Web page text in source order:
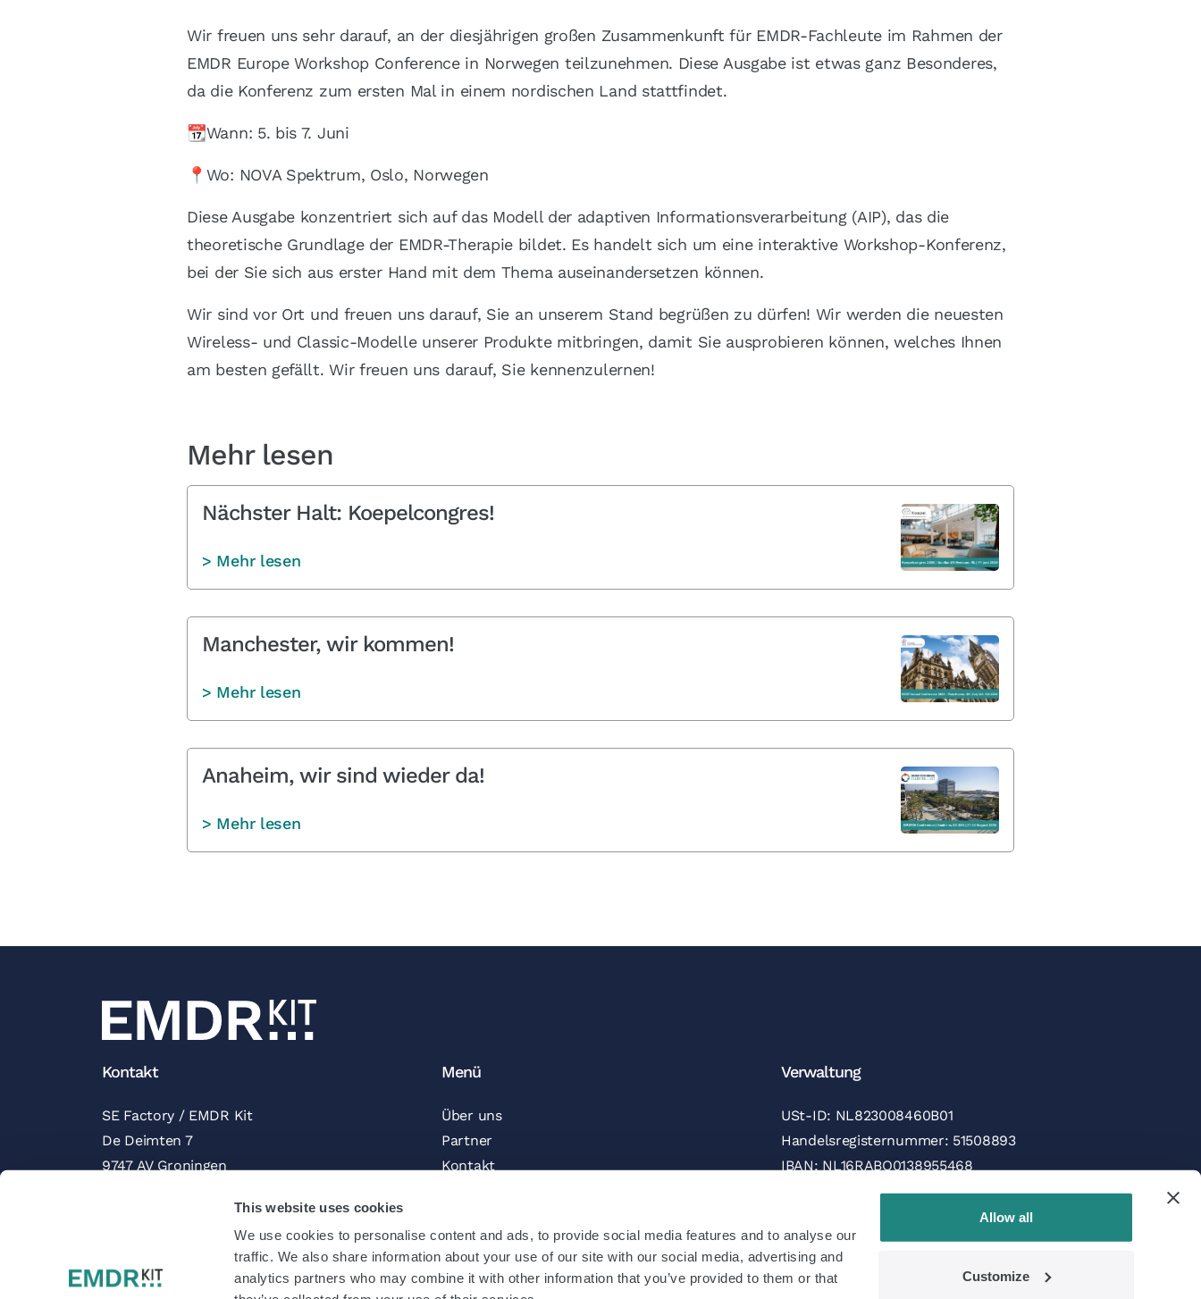
This website uses cookies
We use cookies to personalise content and ads, to provide social media features and to analyse our
traffic. We also share information about your use of our site with our social media, advertising and
analytics partners who may combine it with other information that you’ve provided to them or that
Allow all
Customize
Wir freuen uns sehr darauf, an der diesjährigen großen Zusammenkunft für EMDR-Fachleute im Rahmen der
EMDR Europe Workshop Conference in Norwegen teilzunehmen. Diese Ausgabe ist etwas ganz Besonderes,
da die Konferenz zum ersten Mal in einem nordischen Land stattfindet.
📆Wann: 5. bis 7. Juni
📍Wo: NOVA Spektrum, Oslo, Norwegen
Diese Ausgabe konzentriert sich auf das Modell der adaptiven Informationsverarbeitung (AIP), das die
theoretische Grundlage der EMDR-Therapie bildet. Es handelt sich um eine interaktive Workshop-Konferenz,
bei der Sie sich aus erster Hand mit dem Thema auseinandersetzen können.
Wir sind vor Ort und freuen uns darauf, Sie an unserem Stand begrüßen zu dürfen! Wir werden die neuesten
Wireless- und Classic-Modelle unserer Produkte mitbringen, damit Sie ausprobieren können, welches Ihnen
am besten gefällt. Wir freuen uns darauf, Sie kennenzulernen!
Mehr lesen
Nächster Halt: Koepelcongres!
> Mehr lesen
Manchester, wir kommen!
> Mehr lesen
Anaheim, wir sind wieder da!
> Mehr lesen
Kontakt
SE Factory / EMDR Kit
De Deimten 7
9747 AV Groningen
Menü
Über uns
Partner
Kontakt
Folgen Sie uns
Angebot anfordern
Verwaltung
USt-ID: NL823008460B01
Handelsregisternummer: 51508893
IBAN: NL16RABO0138955468
BIC/SWIFT: RABONL2U
Zahlungsmöglichkeiten